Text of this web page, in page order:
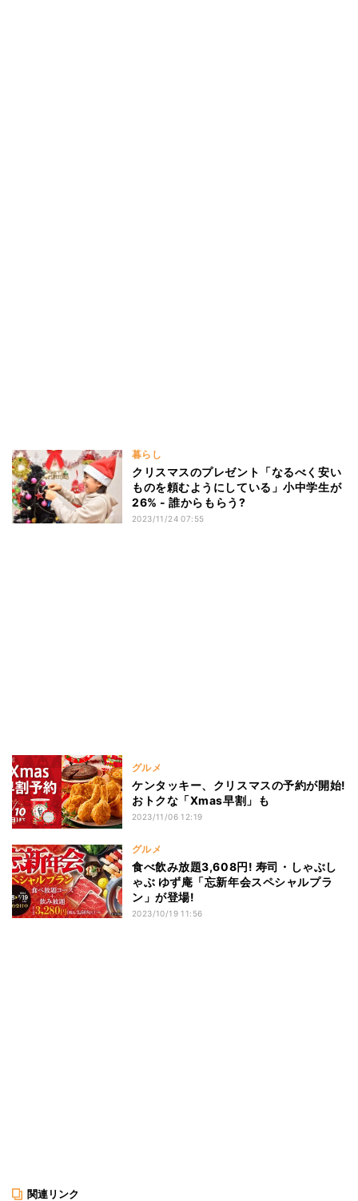
暮らし
クリスマスのプレゼント「なるべく安い
ものを頼むようにしている」小中学生が
26% - 誰からもらう?
2023/11/24 07:55
グルメ
ケンタッキー、クリスマスの予約が開始!
おトクな「Xmas早割」も
2023/11/06 12:19
グルメ
食べ飲み放題3,608円! 寿司・しゃぶし
ゃぶ ゆず庵「忘新年会スペシャルプラ
ン」が登場!
2023/10/19 11:56
関連リンク